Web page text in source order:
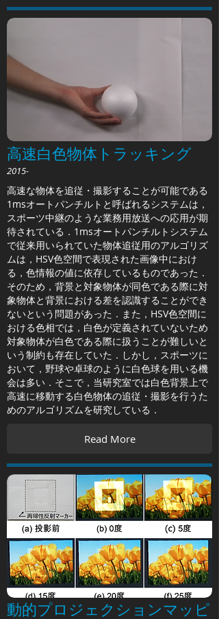
高速白色物体トラッキング
2015-
高速な物体を追従・撮影することが可能である
1msオートパンチルトと呼ばれるシステムは，
スポーツ中継のような業務用放送への応用が期
待されている．1msオートパンチルトシステム
で従来用いられていた物体追従用のアルゴリズ
ムは，HSV色空間で表現された画像中におけ
る，色情報の値に依存しているものであった．
そのため，背景と対象物体が同色である際に対
象物体と背景における差を認識することができ
ないという問題があった．また，HSV色空間に
おける色相では，白色が定義されていないため
対象物体が白色である際に扱うことが難しいと
いう制約も存在していた．しかし，スポーツに
おいて，野球や卓球のように白色球を用いる機
会は多い．そこで，当研究室では白色背景上で
高速に移動する白色物体の追従・撮影を行うた
めのアルゴリズムを研究している．
Read More
動的プロジェクションマッピ